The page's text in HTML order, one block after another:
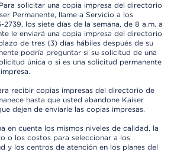
solicitar una copia impresa del directorio
Permanente, llame a Servicio a los
los siete días de la semana, de 8 a.m. a
le enviará una copia impresa del directorio
de tres (3) días hábiles después de su
podría preguntar si su solicitud de una
única o si es una solicitud permanente
recibir copias impresas del directorio de
hasta que usted abandone Kaiser
dejen de enviarle las copias impresas.
en cuenta los mismos niveles de calidad, la
o los costos para seleccionar a los
y los centros de atención en los planes del